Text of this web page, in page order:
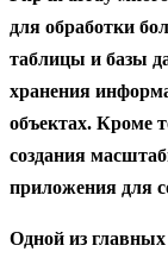
для обработки
таблицы и базы
хранения
объектах. Кроме
создания
приложения для
Одной из